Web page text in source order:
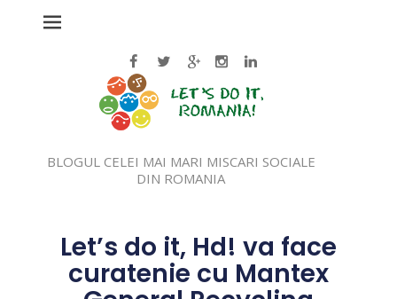
BLOGUL CELEI MAI MARI MISCARI SOCIALE
DIN ROMANIA
Let’s do it, Hd! va face
curatenie cu Mantex